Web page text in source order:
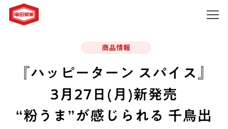
商品情報
『ハッピーターン スパイス』
3月27日(月)新発売
“粉うま”が感じられる 千鳥出